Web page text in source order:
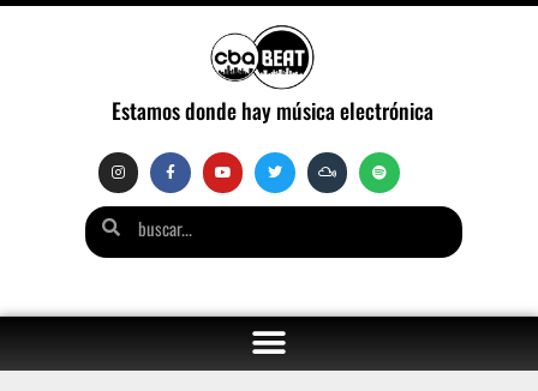
Estamos donde hay música electrónica